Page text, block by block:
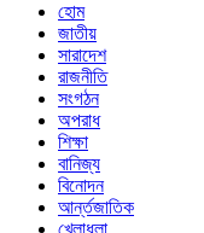
হোম
জাতীয়
সারাদেশ
রাজনীতি
সংগঠন
অপরাধ
শিক্ষা
বানিজ্য
বিনোদন
আর্ন্তজাতিক
খেলাধুলা